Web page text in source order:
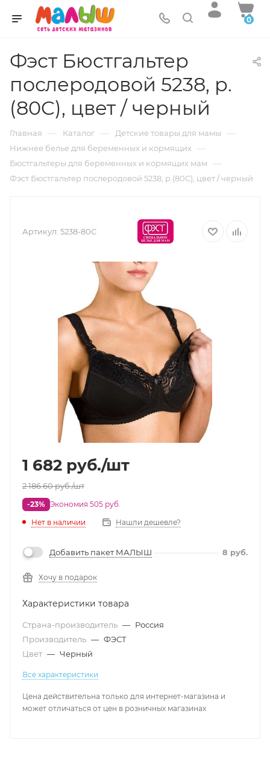
0
Фэст Бюстгальтер
послеродовой 5238, р.
(80C), цвет / черный
Главная — Каталог — Детские товары для мамы —
Нижнее белье для беременных и кормящих —
Бюстгальтеры для беременных и кормящих мам —
Фэст Бюстгальтер послеродовой 5238, р.(80C), цвет / черный
Артикул: 5238-80С
1 682 руб./шт
2 186.60руб./шт
-23% Экономия 505 руб.
Нет в наличии
Нашли дешевле?
Добавить пакет МАЛЫШ 8 руб.
Хочу в подарок
Характеристики товара
Страна-производитель — Россия
Производитель — ФЭСТ
Цвет — Черный
Все характеристики
Цена действительна только для интернет-магазина и
может отличаться от цен в розничных магазинах